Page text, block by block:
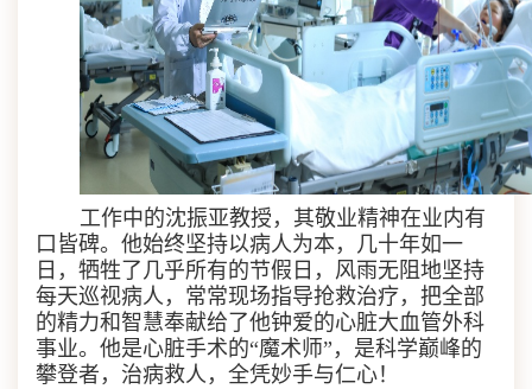
工作中的沈振亚教授，其敬业精神在业内有
口皆碑。他始终坚持以病人为本，几十年如一
日，牺牲了几乎所有的节假日，风雨无阻地坚持
每天巡视病人，常常现场指导抢救治疗，把全部
的精力和智慧奉献给了他钟爱的心脏大血管外科
事业。他是心脏手术的“魔术师”，是科学巅峰的
攀登者，治病救人，全凭妙手与仁心！